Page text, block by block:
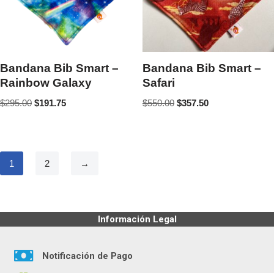
Bandana Bib Smart –
Rainbow Galaxy
$295.00 $191.75
Bandana Bib Smart –
Safari
$550.00 $357.50
1 2 →
Información Legal
Notificación de Pago